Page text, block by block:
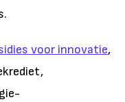
voor innovatie,